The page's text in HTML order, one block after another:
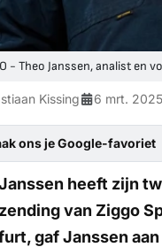
- Theo Janssen, analist en
Kissing 6 mrt.
ons je Google-favoriet
heeft zijn
van Ziggo
gaf Janssen